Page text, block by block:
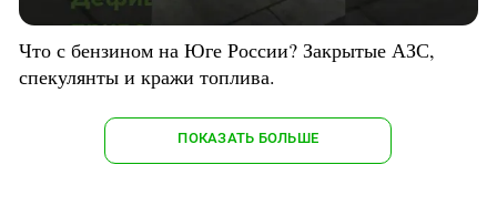
Что с бензином на Юге России? Закрытые АЗС,
спекулянты и кражи топлива.
ПОКАЗАТЬ БОЛЬШЕ